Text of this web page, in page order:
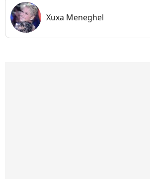
Xuxa Meneghel